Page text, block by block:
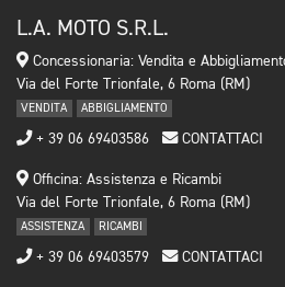
L.A. MOTO S.R.L.
Concessionaria: Vendita e
Via del Forte Trionfale, 6 Roma (RM)
VENDITA ABBIGLIAMENTO
+ 39 06 69403586 CONTATTACI
Officina: Assistenza e Ricambi
Via del Forte Trionfale, 6 Roma (RM)
ASSISTENZA RICAMBI
+ 39 06 69403579 CONTATTACI